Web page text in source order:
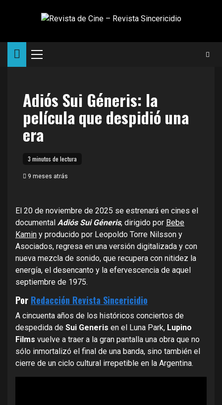
Menú
Adiós Sui Géneris: la
película que despidió una
era
3 minutos de lectura
9 meses atrás
El 20 de noviembre de 2025 se estrenará en cines el
documental Adiós Sui Géneris, dirigido por Bebe
Kamin y producido por Leopoldo Torre Nilsson y
Asociados, regresa en una versión digitalizada y con
nueva mezcla de sonido, que recupera con nitidez la
energía, el desencanto y la efervescencia de aquel
septiembre de 1975.
Por Redacción Revista Sincericidio
A cincuenta años de los históricos conciertos de
despedida de Sui Generis en el Luna Park, Lupino
Films vuelve a traer a la gran pantalla una obra que no
sólo inmortalizó el final de una banda, sino también el
cierre de un ciclo cultural irrepetible en la Argentina.